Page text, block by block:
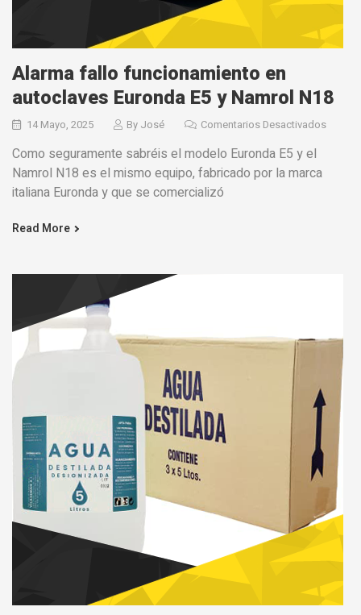
Alarma fallo funcionamiento en
autoclaves Euronda E5 y Namrol N18
14 Mayo, 2025 By José Comentarios Desactivados
Como seguramente sabréis el modelo Euronda E5 y el
Namrol N18 es el mismo equipo, fabricado por la marca
italiana Euronda y que se comercializó
Read More